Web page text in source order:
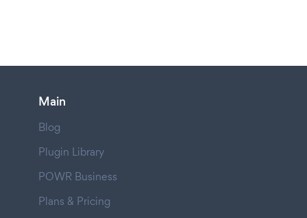
Main
Blog
Plugin Library
POWR Business
Plans & Pricing